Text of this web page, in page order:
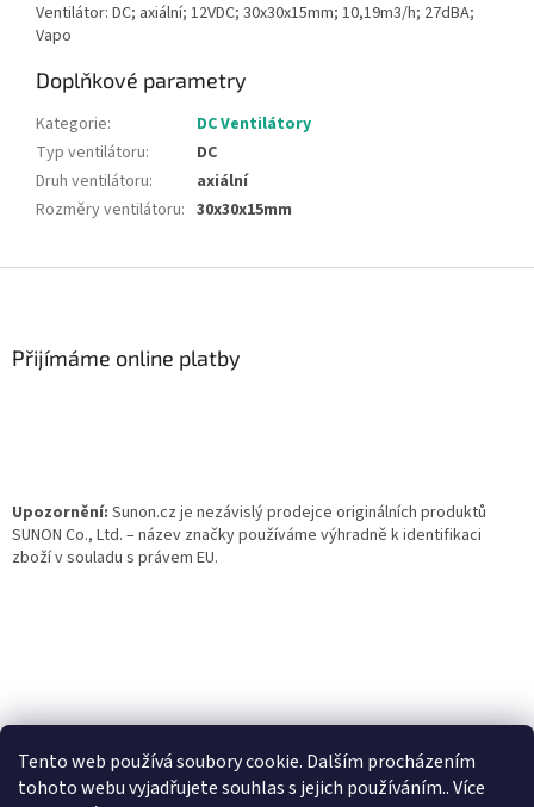
Tento web používá soubory cookie. Dalším procházením
tohoto webu vyjadřujete souhlas s jejich používáním.. Více
Ventilátor: DC; axiální; 12VDC; 30x30x15mm; 10,19m3/h; 27dBA;
Vapo
Doplňkové parametry
Kategorie:
DC Ventilátory
Typ ventilátoru:
DC
Druh ventilátoru:
axiální
Rozměry ventilátoru: 30x30x15mm
Přijímáme online platby
Upozornění: Sunon.cz je nezávislý prodejce originálních produktů
SUNON Co., Ltd. – název značky používáme výhradně k identifikaci
zboží v souladu s právem EU.